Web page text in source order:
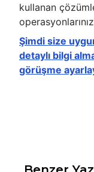
kullanan
Şimdi size
detaylı bilgi
görüşme